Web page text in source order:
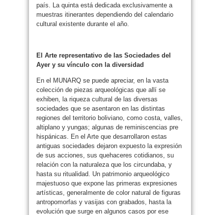
país. La quinta está dedicada exclusivamente a
muestras itinerantes dependiendo del calendario
cultural existente durante el año.
El Arte representativo de las Sociedades del
Ayer y su vínculo con la diversidad
En el MUNARQ se puede apreciar, en la vasta
colección de piezas arqueológicas que allí se
exhiben, la riqueza cultural de las diversas
sociedades que se asentaron en las distintas
regiones del territorio boliviano, como costa, valles,
altiplano y yungas; algunas de reminiscencias pre
hispánicas. En el Arte que desarrollaron estas
antiguas sociedades dejaron expuesto la expresión
de sus acciones, sus quehaceres cotidianos, su
relación con la naturaleza que los circundaba, y
hasta su ritualidad. Un patrimonio arqueológico
majestuoso que expone las primeras expresiones
artísticas, generalmente de color natural de figuras
antropomorfas y vasijas con grabados, hasta la
evolución que surge en algunos casos por ese